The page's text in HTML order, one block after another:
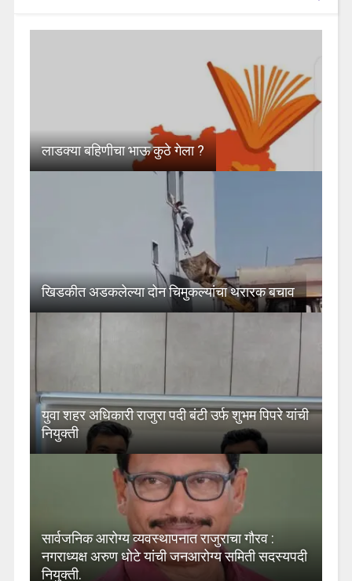
लाडक्या बहिणीचा भाऊ कुठे गेला ?
खिडकीत अडकलेल्या दोन चिमुकल्यांचा थरारक बचाव
युवा शहर अधिकारी राजुरा पदी बंटी उर्फ शुभम पिपरे यांची
नियुक्ती
सार्वजनिक आरोग्य व्यवस्थापनात राजुराचा गौरव :
नगराध्यक्ष अरुण धोटे यांची जनआरोग्य समिती सदस्यपदी
नियुक्ती.